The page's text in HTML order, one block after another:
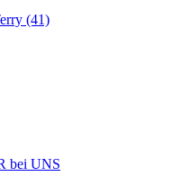
(41)
bei UNS